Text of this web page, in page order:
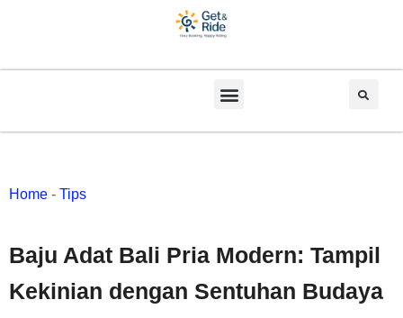
Home - Tips
Baju Adat Bali Pria Modern: Tampil
Kekinian dengan Sentuhan Budaya